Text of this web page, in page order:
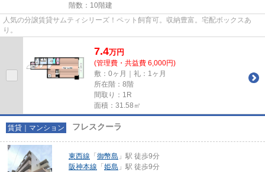
階数：10階建
人気の分譲賃貸サムティシリーズ！ペット飼育可。収納豊富。宅配ボックスあ
り。
7.4万円
(管理費・共益費 6,000円)
敷：0ヶ月｜礼：1ヶ月
所在階：8階
間取り：1R
面積：31.58㎡
賃貸｜マンション フレスクーラ
東西線 「 御幣島 」駅 徒歩9分
阪神本線 「 姫島 」駅 徒歩9分